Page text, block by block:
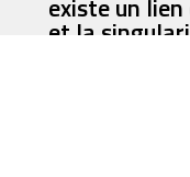
existe un
et la